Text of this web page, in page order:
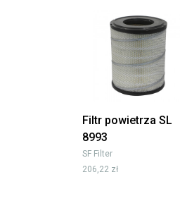
Filtr powietrza SL
8993
SF Filter
206,22 zł